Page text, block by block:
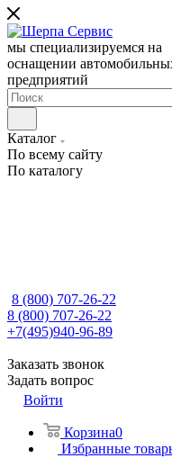
мы специализируемся на
оснащении
предприятий
Каталог
По всему сайту
По каталогу
8 (800) 707-26-22
8 (800) 707-26-22
+7(495)940-96-89
Заказать звонок
Задать вопрос
Войти
Корзина0
Избранные